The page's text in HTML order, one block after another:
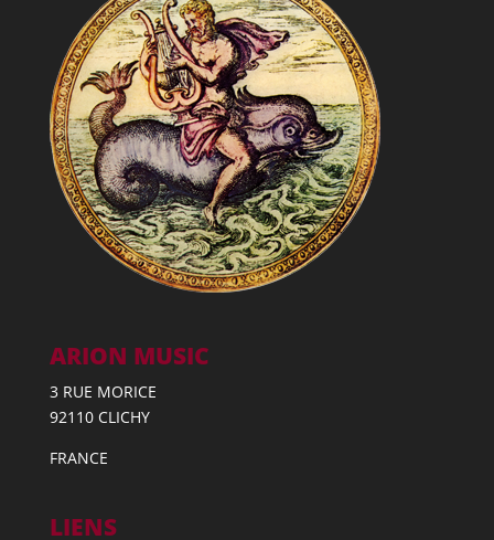
ARION MUSIC
3 RUE MORICE
92110 CLICHY
FRANCE
LIENS